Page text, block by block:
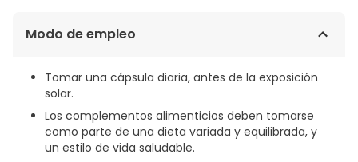
Modo de empleo
Tomar una cápsula diaria, antes de la exposición
solar.
Los complementos alimenticios deben tomarse
como parte de una dieta variada y equilibrada, y
un estilo de vida saludable.